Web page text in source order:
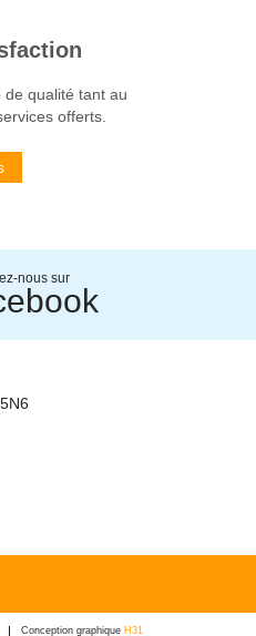
qualité tant au
offerts.
nous sur
Conception graphique H31